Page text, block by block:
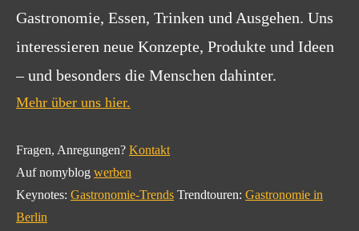
Gastronomie, Essen, Trinken und Ausgehen. Uns
interessieren neue Konzepte, Produkte und Ideen
– und besonders die Menschen dahinter.
Mehr über uns hier.
Fragen, Anregungen? Kontakt
Auf nomyblog werben
Keynotes: Gastronomie-Trends Trendtouren: Gastronomie in
Berlin